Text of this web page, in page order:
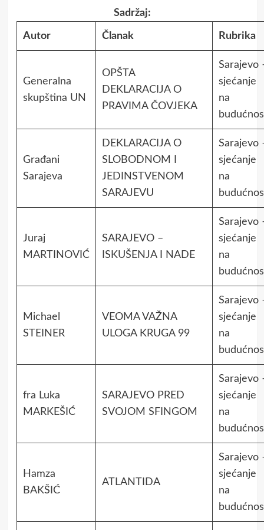
Sadržaj:
Autor Članak Rubrika
Generalna
skupština UN
OPŠTA
DEKLARACIJA O
PRAVIMA ČOVJEKA
Sarajevo
sjećanje
na
Građani
Sarajeva
DEKLARACIJA O
SLOBODNOM I
JEDINSTVENOM
SARAJEVU
Sarajevo
sjećanje
na
Juraj
MARTINOVIĆ
SARAJEVO –
ISKUŠENJA I NADE
Sarajevo
sjećanje
na
Michael
STEINER
VEOMA VAŽNA
ULOGA KRUGA 99
Sarajevo
sjećanje
na
fra Luka
MARKEŠIĆ
SARAJEVO PRED
SVOJOM SFINGOM
Sarajevo
sjećanje
na
Hamza
BAKŠIĆ
ATLANTIDA
Sarajevo
sjećanje
na